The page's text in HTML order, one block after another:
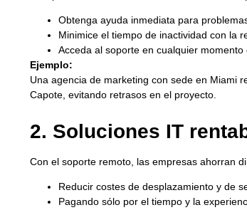
Obtenga ayuda inmediata para
Minimice el tiempo de inactividad con la
Acceda al soporte en cualquier
Ejemplo:
Una agencia de marketing con sede en Miami
Capote, evitando retrasos en el proyecto.
2. Soluciones IT
Con el soporte remoto, las empresas ahorran
Reducir costes de desplazamiento y de
Pagando sólo por el tiempo y la